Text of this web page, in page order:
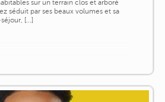
sur un terrain clos et arboré
séduit par ses beaux volumes et sa
[...]